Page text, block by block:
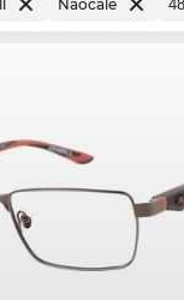
Naočale